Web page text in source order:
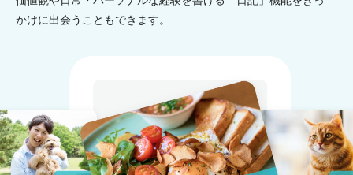
かけに出会うこともできます。